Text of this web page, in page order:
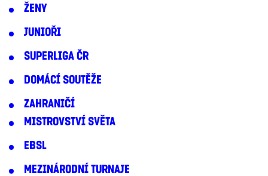
ŽENY
JUNIOŘI
SUPERLIGA ČR
DOMÁCÍ SOUTĚŽE
ZAHRANIČÍ
MISTROVSTVÍ SVĚTA
EBSL
MEZINÁRODNÍ TURNAJE